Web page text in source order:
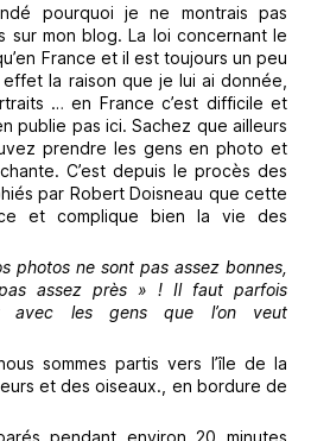
pourquoi je ne montrais pas
sur mon blog. La loi concernant le
France et il est toujours un peu
la raison que je lui ai donnée,
… en France c’est difficile et
publie pas ici. Sachez que ailleurs
prendre les gens en photo et
C’est depuis le procès des
par Robert Doisneau que cette
et complique bien la vie des
photos ne sont pas assez bonnes,
pas assez près » ! Il faut parfois
avec les gens que l’on veut
sommes partis vers l’île de la
et des oiseaux., en bordure de
pendant environ 20 minutes